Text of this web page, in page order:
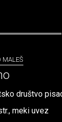
MALEŠ
društvo
meki uvez